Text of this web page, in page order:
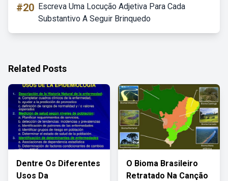
#20 Escreva Uma Locução Adjetiva Para Cada
Substantivo A Seguir Brinquedo
Related Posts
Dentre Os Diferentes
Usos Da
O Bioma Brasileiro
Retratado Na Canção